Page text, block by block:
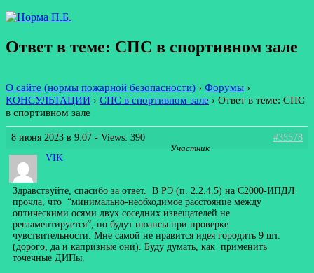
Ответ в теме: СПС в спортивном зале
О сайте (нормы пожарной безопасности) › Форумы ›
КОНСУЛЬТАЦИИ › СПС в спортивном зале › Ответ в теме: СПС
в спортивном зале
8 июня 2023 в 9:07 - Views: 390
#35578
VIK
Участник
Здравствуйте, спасибо за ответ. В РЭ (п. 2.2.4.5) на С2000-ИПДЛ
прочла, что “минимально-необходимое расстояние между
оптическими осями двух соседних извещателей не
регламентируется”, но будут нюансы при проверке
чувствительности. Мне самой не нравится идея городить 9 шт.
(дорого, да и капризные они). Буду думать, как применить
точечные ДИПы.